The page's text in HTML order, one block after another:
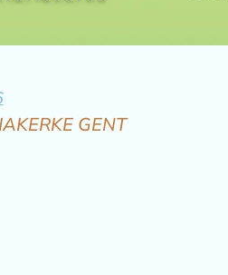
GENT